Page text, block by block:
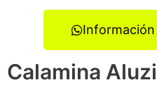
Calamina